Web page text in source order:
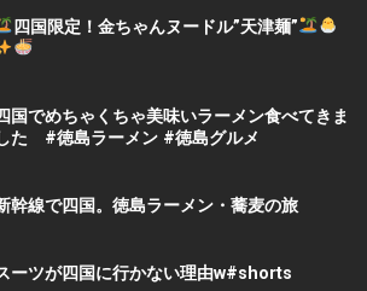
四国限定！金ちゃんヌードル”天津麺”
国でめちゃくちゃ美味いラーメン食べてきま
た #徳島ラーメン #徳島グルメ
幹線で四国。徳島ラーメン・蕎麦の旅
ーツが四国に行かない理由w#shorts